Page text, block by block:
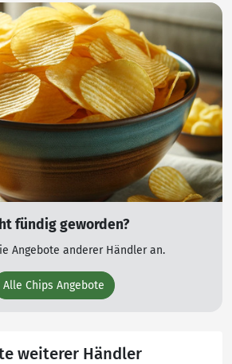
fündig geworden?
Angebote anderer Händler an.
Alle Chips Angebote
weiterer Händler